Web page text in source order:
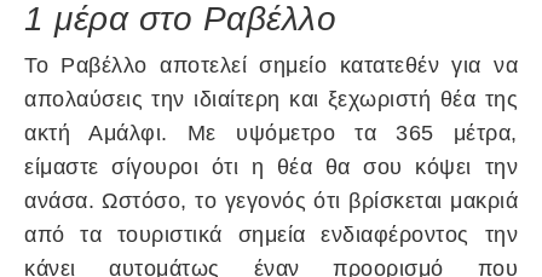
1 μέρα στο Ραβέλλο
Το Ραβέλλο αποτελεί σημείο κατατεθέν για να
απολαύσεις την ιδιαίτερη και ξεχωριστή θέα της
ακτή Αμάλφι. Με υψόμετρο τα 365 μέτρα,
είμαστε σίγουροι ότι η θέα θα σου κόψει την
ανάσα. Ωστόσο, το γεγονός ότι βρίσκεται μακριά
από τα τουριστικά σημεία ενδιαφέροντος την
κάνει αυτομάτως έναν προορισμό που